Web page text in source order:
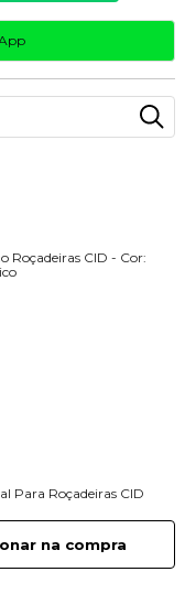
Roçadeiras CID - Cor:
Para Roçadeiras CID
na compra